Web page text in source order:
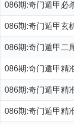
086期:奇门遁甲必
086期:奇门遁甲玄
086期:奇门遁甲二
086期:奇门遁甲精
086期:奇门遁甲精
086期:奇门遁甲精